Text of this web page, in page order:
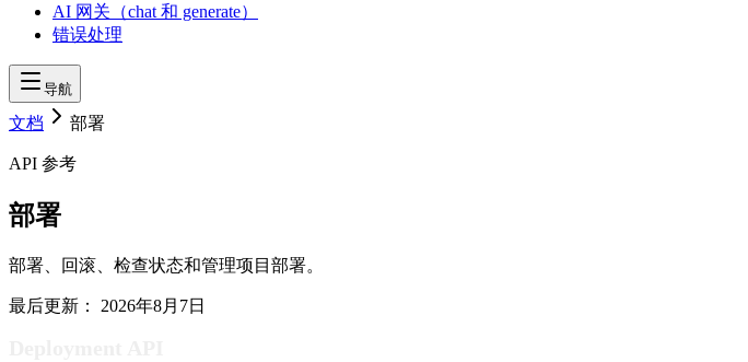
AI 网关（chat 和 generate）
错误处理
导航
文档 部署
API 参考
部署
部署、回滚、检查状态和管理项目部署。
最后更新： 2026年8月7日